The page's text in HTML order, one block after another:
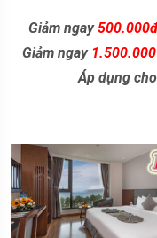
Giảm ngay
Giảm ngay 1.500.000
Áp dụng